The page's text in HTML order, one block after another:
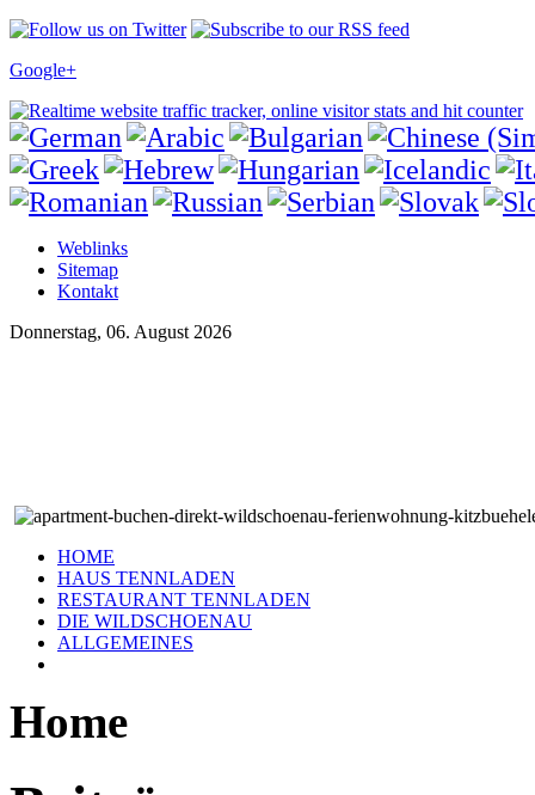
Google+
Weblinks
Sitemap
Kontakt
Donnerstag, 06. August 2026
HOME
HAUS TENNLADEN
RESTAURANT TENNLADEN
DIE WILDSCHOENAU
ALLGEMEINES
Home